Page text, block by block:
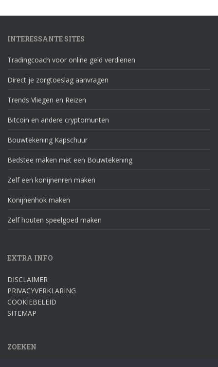
INTERESSANTE SITES
Tradingcoach voor online geld verdienen
Direct je zorgtoeslag aanvragen
Trends Vliegen en Reizen
Bitcoin en andere cryptomunten
Bouwtekening Kapschuur
Bedstee maken met een Bouwtekening
Zelf een konijnenren maken
Konijnenhok maken
Zelf houten speelgoed maken
EXTRA INFO
DISCLAIMER
PRIVACYVERKLARING
COOKIEBELEID
SITEMAP
ZOEKEN